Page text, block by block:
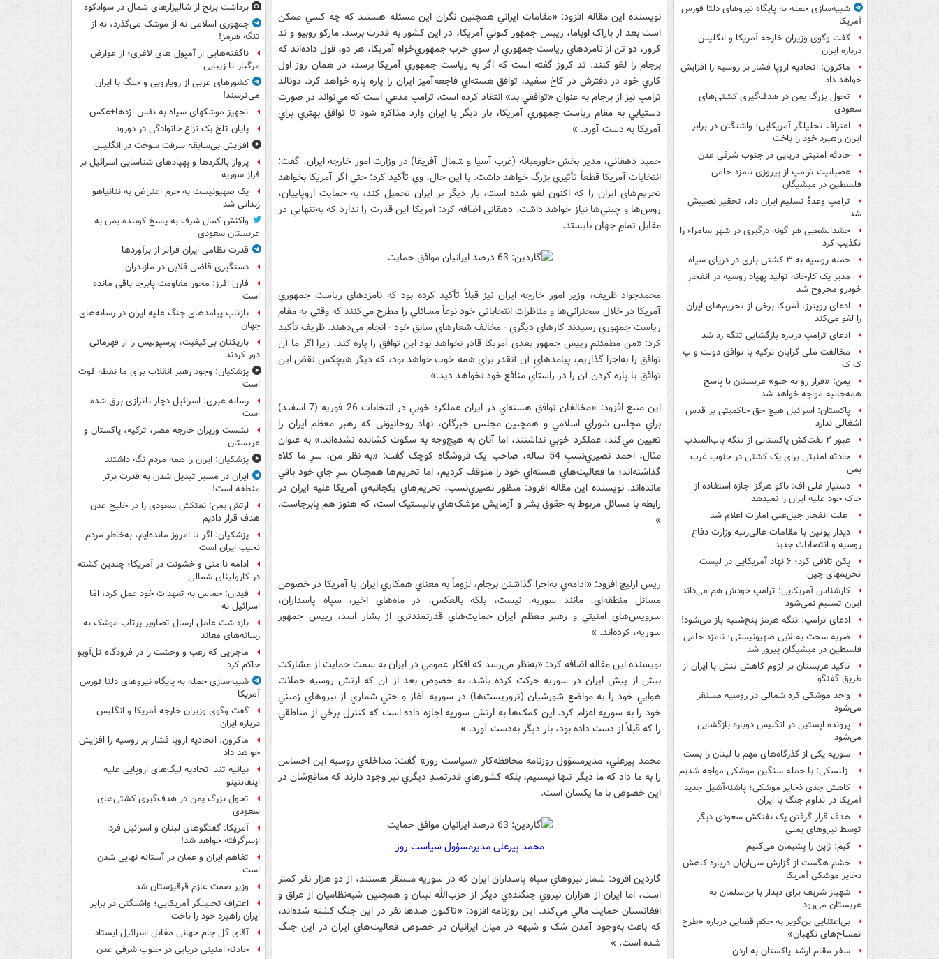
شبیه‌سازی حمله به پایگاه نیروهای دلتا فورس
آمریکا
گفت وگوی وزیران خارجه آمریکا و انگلیس
درباره ایران
ماکرون: اتحادیه اروپا فشار بر روسیه را افزایش
خواهد داد
تحول بزرگ یمن در هدف‌گیری کشتی‌های
سعودی
اعتراف تحلیلگر آمریکایی؛ واشنگتن در برابر
ایران راهبرد خود را باخت
حادثه امنیتی دریایی در جنوب شرقی عدن
عصبانیت ترامپ از پیروزی نامزد حامی
فلسطین در میشیگان
ترامپ وعدۀ تسلیم ایران داد، تحقیر نصیبش
شد
حشدالشعبی هر گونه درگیری در شهر سامراء را
تکذیب کرد
حمله روسیه به ۳ کشتی باری در دریای سیاه
مدیر یک کارخانه تولید پهپاد روسیه در انفجار
خودرو مجروح شد
ادعای رویترز: آمریکا برخی از تحریم‌های ایران
را لغو می‌کند
ادعای ترامپ درباره بازگشایی تنگه رد شد
مخالفت ملی گرایان ترکیه با توافق دولت و پ
ک ک
یمن: «فرار رو به جلو» عربستان با پاسخ
همه‌جانبه‌ مواجه خواهد شد
پاکستان: اسرائیل هیچ حق حاکمیتی بر قدس
اشغالی ندارد
عبور ۲ نفت‌کش پاکستانی از تنگه باب‌المندب
حادثه امنیتی برای یک کشتی در جنوب غرب
یمن
دستیار علی اف: باکو هرگز اجازه استفاده از
خاک خود علیه ایران را نمیدهد
علت انفجار جبل‌علی امارات اعلام شد
دیدار پوتین با مقامات عالی‌رتبه وزارت دفاع
روسیه و انتصابات جدید
پکن تلافی کرد؛ ۶ نهاد آمریکایی در لیست
تحریمهای چین
کارشناس آمریکایی: ترامپ خودش هم می‌داند
ایران تسلیم نمی‌شود
ادعای ترامپ: تنگه هرمز پنج‌شنبه باز می‌شود!
ضربه سخت به لابی صهیونیستی؛ نامزد حامی
فلسطین در میشیگان پیروز شد
تاکید عربستان بر لزوم کاهش تنش با ایران از
طریق گفتگو
واحد موشکی کره شمالی در روسیه مستقر
می‌شود
پرونده اپستین در انگلیس دوباره بازگشایی
می‌شود
سوریه یکی از گذرگاه‌های مهم با لبنان را بست
زلنسکی: با حمله سنگین موشکی مواجه شدیم
کاهش جدی ذخایر موشکی؛ پاشنه‌آشیل جدید
آمریکا در تداوم جنگ با ایران
هدف قرار گرفتن یک نفتکش سعودی دیگر
توسط نیروهای یمنی
کیم: ژاپن را پشیمان می‌کنیم
خشم هگست از گزارش سی‌ان‌ان درباره کاهش
ذخایر موشکی آمریکا
شهباز شریف برای دیدار با بن‌سلمان به
عربستان می‌رود
بی‌اعتنایی بن‌گویر به حکم قضایی درباره «طرح
تمساح‌های نگهبان»
سفر مقام ارشد پاکستان به اردن
نويسنده اين مقاله افزود: «مقامات ايراني همچنين نگران اين مسئله هستند که چه کسي ممکن
است بعد از باراک اوباما، رييس جمهور کنوني آمريکا، در اين کشور به قدرت برسد. مارکو روبيو و تد
کروز، دو تن از نامزدهاي رياست جمهوري از سوي حزب جمهوري‌خواه آمريکا، هر دو، قول داده‌اند که
برجام را لغو کنند. تد کروز گفته است که اگر به رياست جمهوري آمريکا برسد، در همان روز اول
کاريِ خود در دفترش در کاخ سفيد، توافق هسته‌ايِ فاجعه‌آميز ايران را پاره پاره خواهد کرد. دونالد
ترامپ نيز از برجام به عنوان «توافقي بد» انتقاد کرده است. ترامپ مدعي است که مي‌تواند در صورت
دستيابي به مقام رياست جمهوري آمريکا، بار ديگر با ايران وارد مذاکره شود تا توافق بهتري براي
آمريکا به دست آورد. »
حميد دهقاني، مدير بخش خاورميانه (غرب آسيا و شمال آفريقا) در وزارت امور خارجه ايران، گفت:
انتخابات آمريکا قطعاً تأثيري بزرگ خواهد داشت. با اين حال، وي تأکيد کرد: حتي اگر آمريکا بخواهد
تحريم‌هاي ايران را که اکنون لغو شده است،‌ بار ديگر بر ايران تحميل کند، به حمايت اروپاييان،
روس‌ها و چيني‌ها نياز خواهد داشت. دهقاني اضافه کرد: آمريکا اين قدرت را ندارد که به‌تنهايي در
مقابل تمامِ جهان بايستد.
محمدجواد ظريف، وزير امور خارجه ايران نيز قبلاً تأکيد کرده بود که نامزدهاي رياست جمهوري
آمريکا در خلال سخنراني‌ها و مناظرات انتخاباتيِ خود نوعاً مسائلي را مطرح مي‌کنند که وقتي به مقام
رياست جمهوري رسيدند کارهاي ديگري - مخالف شعارهاي سابق خود - انجام مي‌دهند. ظريف تأکيد
کرد: «من مطمئنم رييس جمهور بعدي آمريکا قادر نخواهد بود اين توافق را پاره کند، زيرا اگر ما آن
توافق را به‌اجرا گذاريم، پيامدهايِ آن آنقدر براي همه خوب خواهد بود، که ديگر هيچکس نقض اين
توافق يا پاره کردن آن را در راستاي منافع خود نخواهد ديد.»
اين منبع افزود: «مخالفان توافق هسته‌اي در ايران عملکرد خوبي در انتخابات 26 فوريه (7 اسفند)
براي مجلس شوراي اسلامي و همچنين مجلس خبرگان، نهاد روحانیونی که رهبر معظم ايران را
تعيين مي‌کند، عملکرد خوبي نداشتند، اما آنان به هيچ‌وجه به سکوت کشانده نشده‌اند.» به عنوان
مثال، احمد نصيري‌نسبِ 54 ساله، صاحب يک فروشگاه کوچک گفت: «به نظر من، سرِ ما کلاه
گذاشته‌اند؛ ما فعاليت‌هاي هسته‌اي خود را متوقف کرديم، اما تحريم‌ها همچنان سرِ جاي خود باقي
مانده‌اند. نويسنده اين مقاله افزود: منظور نصيري‌نسب، تحريم‌هاي يکجانبه‌ي آمريکا عليه ايران در
رابطه با مسائل مربوط به حقوق بشر و آزمايش موشک‌هاي باليستيک است، که هنوز هم پابرجاست.
»
ريس ارليچ افزود: «ادامه‌ي به‌اجرا گذاشتن برجام، لزوماً به معناي همکاري ايران با آمريکا در خصوص
مسائل منطقه‌اي، مانند سوريه، نيست، بلکه بالعکس، در ماه‌هاي اخير، سپاه پاسداران،
سرويس‌هاي امنيتي و رهبر معظم ايران حمايت‌هاي قدرتمندتري از بشار اسد، رييس جمهور
سوريه، کرده‌اند. »
نويسنده اين مقاله اضافه کرد: «به‌نظر مي‌رسد که افکار عمومي در ايران به سمت حمايت از مشارکت
بيش از پيش ايران در سوريه حرکت کرده باشد، به خصوص بعد از آن که ارتش روسيه حملات
هوايي خود را به مواضع شورشيان (تروريست‌ها)‌ در سوريه آغاز و حتي شماري از نيروهاي زميني
خود را به سوريه اعزام کرد. اين کمک‌ها به ارتش سوريه اجازه داده است که کنترل برخي از مناطقي
را که قبلاً از دست داده بود، بار ديگر به‌دست آورد. »
محمد پيرعلي، مدیرمسؤول روزنامه محافظه‌کار «سياست روز» گفت: مداخله‌ي روسيه اين احساس
را به ما داد که ما ديگر تنها نيستيم، بلکه کشورهاي قدرتمندِ ديگري نيز وجود دارند که منافع‌شان در
اين خصوص با ما يکسان است.
محمد پیرعلی مدیرمسؤول سیاست روز
گاردين افزود: شمار نيروهاي سپاه پاسداران ايران که در سوريه مستقر هستند، از دو هزار نفر کمتر
است، اما ايران از هزاران نيروي جنگنده‌ي ديگر از حزب‌الله لبنان و همچنين شبه‌نظاميان از عراق و
افغانستان حمايت مالي مي‌کند. اين روزنامه افزود: «تاکنون صدها نفر در اين جنگ کشته شده‌اند،
که باعث به‌وجود آمدن شک و شبهه در ميان ايرانيان در خصوص فعاليت‌هاي ايران در اين جنگ
شده است. »
برداشت برنج از شالیزارهای شمال در سوادکوه
جمهوری اسلامی نه از موشک می‌گذرد، نه از
تنگه هرمز!
ناگفته‌هایی از آمپول های لاغری؛ از عوارض
مرگبار تا زیبایی
کشورهای عربی از رویارویی و جنگ با ایران
می‌ترسند!
تجهیز موشکهای سپاه به نفس اژدها+عکس
پایان تلخ یک نزاع خانوادگی در دورود
افزایش بی‌سابقه سرقت سوخت در انگلیس
پرواز بالگردها و پهپادهای شناسایی اسرائیل بر
فراز سوریه
یک صهیونیست به جرم اعتراض به نتانیاهو
زندانی شد
واکنش کمال شرف به پاسخ کوبنده یمن به
عربستان سعودی
قدرت نظامی ایران فراتر از برآوردها
دستگیری قاضی قلابی در مازندران
فارن افرز: محور مقاومت پابرجا باقی مانده
است
بازتاب پیامدهای جنگ علیه ایران در رسانه‌های
جهان
بازیکنان بی‌کیفیت، پرسپولیس را از قهرمانی
دور کردند
پزشکیان: وجود رهبر انقلاب برای ما نقطه قوت
است
رسانه عبری: اسرائیل دچار ناترازی برق شده
است
نشست وزیران خارجه مصر، ترکیه، پاکستان و
عربستان
پزشکیان: ایران را همه مردم نگه داشتند
ایران در مسیر تبدیل شدن به قدرت برتر
منطقه است!
ارتش یمن: نفتکش سعودی را در خلیج عدن
هدف قرار دادیم
پزشکیان: اگر تا امروز مانده‌ایم، به‌خاطر مردم
نجیب ایران است
ادامه ناامنی و خشونت در آمریکا؛ چندین کشته
در کارولینای شمالی
فیدان: حماس به تعهدات خود عمل کرد، امّا
اسرائیل نه
بازداشت عامل ارسال تصاویر پرتاب موشک به
رسانه‌های معاند
ماجرایی که رعب و وحشت را در فرودگاه تل‌آویو
حاکم کرد
شبیه‌سازی حمله به پایگاه نیروهای دلتا فورس
آمریکا
گفت وگوی وزیران خارجه آمریکا و انگلیس
درباره ایران
ماکرون: اتحادیه اروپا فشار بر روسیه را افزایش
خواهد داد
بیانیه تند اتحادیه لیگ‌های اروپایی علیه
اینفانتینو
تحول بزرگ یمن در هدف‌گیری کشتی‌های
سعودی
آمریکا: گفتگوهای لبنان و اسرائیل فردا
ازسرگرفته خواهد شد!
تفاهم ایران و عمان در آستانه نهایی شدن
است
وزیر صمت عازم قرقیزستان شد
اعتراف تحلیلگر آمریکایی؛ واشنگتن در برابر
ایران راهبرد خود را باخت
آقای گل جام جهانی مقابل اسرائیل ایستاد
حادثه امنیتی دریایی در جنوب شرقی عدن